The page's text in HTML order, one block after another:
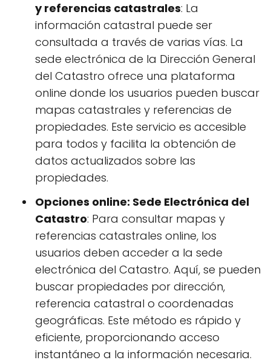
y referencias catastrales: La
información catastral puede ser
consultada a través de varias vías. La
sede electrónica de la Dirección General
del Catastro ofrece una plataforma
online donde los usuarios pueden buscar
mapas catastrales y referencias de
propiedades. Este servicio es accesible
para todos y facilita la obtención de
datos actualizados sobre las
propiedades.
Opciones online: Sede Electrónica del
Catastro: Para consultar mapas y
referencias catastrales online, los
usuarios deben acceder a la sede
electrónica del Catastro. Aquí, se pueden
buscar propiedades por dirección,
referencia catastral o coordenadas
geográficas. Este método es rápido y
eficiente, proporcionando acceso
instantáneo a la información necesaria.